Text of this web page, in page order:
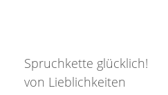
Spruchkette glücklich!
von Lieblichkeiten